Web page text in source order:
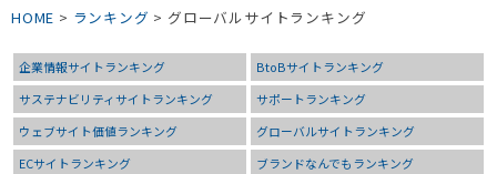
HOME > ランキング > グローバルサイトランキング
企業情報サイトランキング
BtoBサイトランキング
サステナビリティサイトランキング
サポートランキング
ウェブサイト価値ランキング
グローバルサイトランキング
ECサイトランキング
ブランドなんでもランキング